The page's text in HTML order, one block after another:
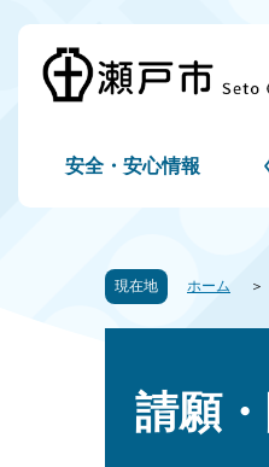
安全・安心情報
現在地 ホーム
請願